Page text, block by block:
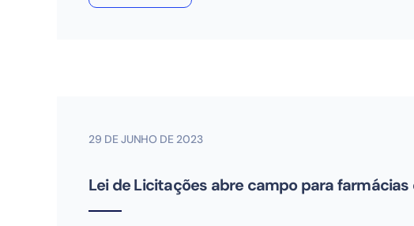
29 DE JUNHO DE 2023
Lei de Licitações abre campo para farmácias